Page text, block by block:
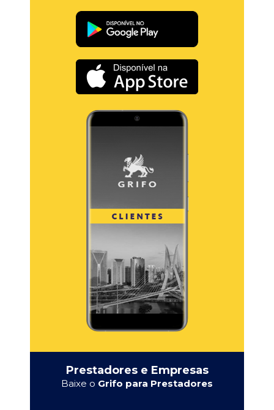
Prestadores e Empresas
Baixe o Grifo para Prestadores